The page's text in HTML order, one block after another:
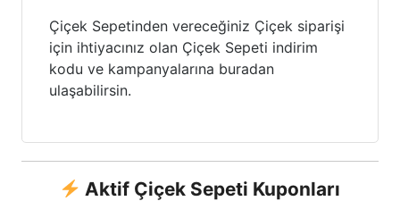
Çiçek Sepetinden vereceğiniz Çiçek siparişi
için ihtiyacınız olan Çiçek Sepeti indirim
kodu ve kampanyalarına buradan
ulaşabilirsin.
Aktif Çiçek Sepeti Kuponları